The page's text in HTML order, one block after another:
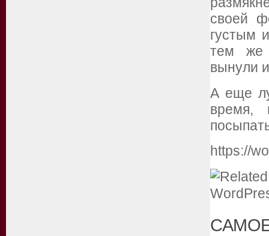
своей
густым
тем же
вынули
А еще
время,
https://